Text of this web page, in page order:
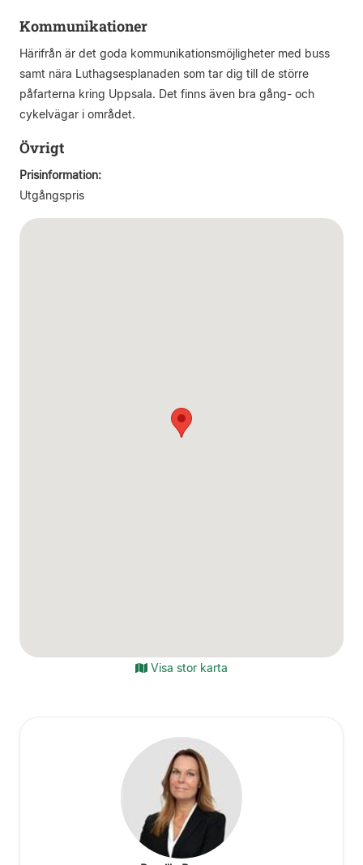
Kommunikationer
Härifrån är det goda kommunikationsmöjligheter med buss
samt nära Luthagsesplanaden som tar dig till de större
påfarterna kring Uppsala. Det finns även bra gång- och
cykelvägar i området.
Övrigt
Prisinformation:
Utgångspris
Visa stor karta